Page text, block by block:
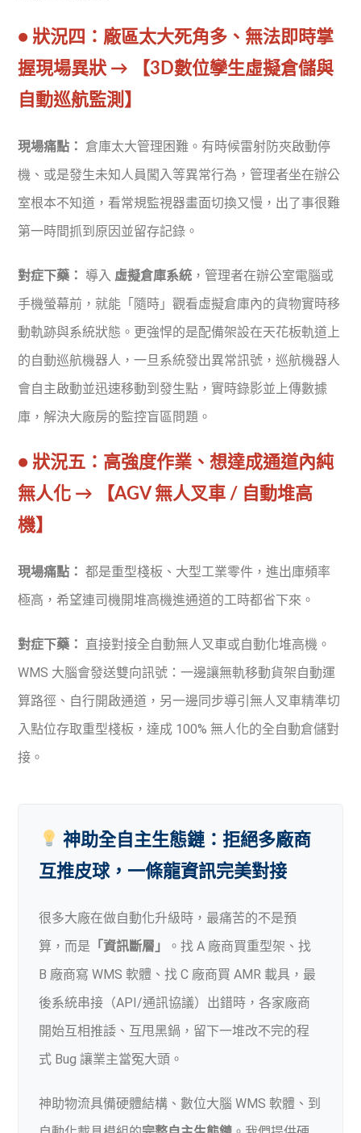
● 狀況四：廠區太大死角多、無法即時掌
握現場異狀 → 【3D數位孿生虛擬倉儲與
自動巡航監測】
現場痛點： 倉庫太大管理困難。有時候雷射防夾啟動停
機、或是發生未知人員闖入等異常行為，管理者坐在辦公
室根本不知道，看常規監視器畫面切換又慢，出了事很難
第一時間抓到原因並留存記錄。
對症下藥： 導入 虛擬倉庫系統 ，管理者在辦公室電腦或
手機螢幕前，就能「隨時」觀看虛擬倉庫內的貨物實時移
動軌跡與系統狀態。更強悍的是配備架設在天花板軌道上
的自動巡航機器人，一旦系統發出異常訊號，巡航機器人
會自主啟動並迅速移動到發生點，實時錄影並上傳數據
庫，解決大廠房的監控盲區問題。
● 狀況五：高強度作業、想達成通道內純
無人化 → 【AGV 無人叉車 / 自動堆高
機】
現場痛點： 都是重型棧板、大型工業零件，進出庫頻率
極高，希望連司機開堆高機進通道的工時都省下來。
對症下藥： 直接對接全自動無人叉車或自動化堆高機。
WMS 大腦會發送雙向訊號：一邊讓無軌移動貨架自動運
算路徑、自行開啟通道，另一邊同步導引無人叉車精準切
入點位存取重型棧板，達成 100% 無人化的全自動倉儲對
接。
神助全自主生態鏈：拒絕多廠商
互推皮球，一條龍資訊完美對接
很多大廠在做自動化升級時，最痛苦的不是預
算，而是 「資訊斷層」
。找 A 廠商買重型架、找
B 廠商寫 WMS 軟體、找 C 廠商買 AMR 載具，最
後系統串接（API/通訊協議）出錯時，各家廠商
開始互相推諉、互甩黑鍋，留下一堆改不完的程
式 Bug 讓業主當冤大頭。
神助物流具備硬體結構、數位大腦 WMS 軟體、到